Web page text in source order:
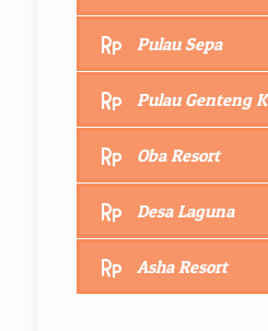
Pulau Sepa
Pulau Genteng K
Oba Resort
Desa Laguna
Asha Resort